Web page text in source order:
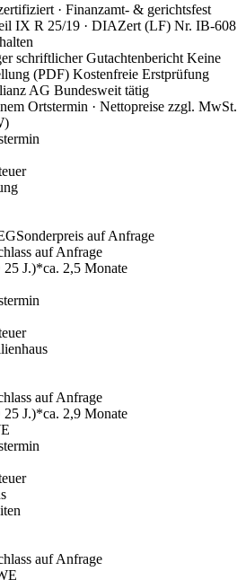
· Finanzamt- & gerichtsfest
IX R 25/19 · DIAZert (LF) Nr. IB-608
schriftlicher Gutachtenbericht Keine
(PDF) Kostenfreie Erstprüfung
AG Bundesweit tätig
Ortstermin · Nettopreise zzgl. MwSt.
Sonderpreis auf Anfrage
auf Anfrage
25 J.)*ca. 2,5 Monate
auf Anfrage
25 J.)*ca. 2,9 Monate
auf Anfrage